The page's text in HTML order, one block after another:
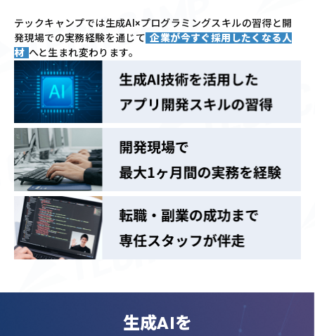
テックキャンプでは生成AI×プログラミングスキルの習得と開
発現場での実務経験を通じて 企業が今すぐ採用したくなる人
材 へと生まれ変わります。
生成AIを